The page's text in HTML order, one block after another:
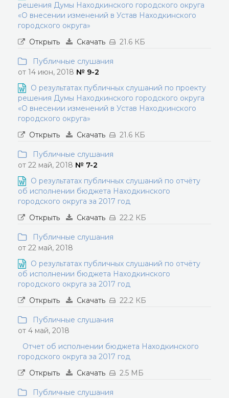
решения Думы Находкинского городского округа
«О внесении изменений в Устав Находкинского
городского округа»
Открыть
Скачать 21.6 КБ
Публичные слушания
от 14 июн, 2018 № 9-2
О результатах публичных слушаний по проекту
решения Думы Находкинского городского округа
«О внесении изменений в Устав Находкинского
городского округа»
Открыть
Скачать 21.6 КБ
Публичные слушания
от 22 май, 2018 № 7-2
О результатах публичных слушаний по отчёту
об исполнении бюджета Находкинского
городского округа за 2017 год
Открыть
Скачать 22.2 КБ
Публичные слушания
от 22 май, 2018
О результатах публичных слушаний по отчёту
об исполнении бюджета Находкинского
городского округа за 2017 год
Открыть
Скачать 22.2 КБ
Публичные слушания
от 4 май, 2018
Отчет об исполнении бюджета Находкинского
городского округа за 2017 год
Открыть
Скачать 2.5 МБ
Публичные слушания